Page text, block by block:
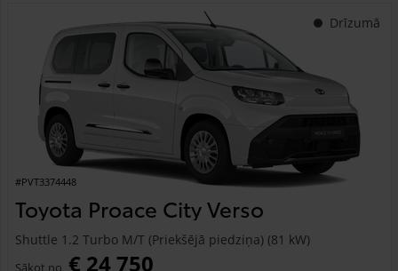
Drīzumā
#PVT3374448
Toyota Proace City Verso
Shuttle 1.2 Turbo M/T (Priekšējā piedziņa) (81 kW)
Sākot no € 24 750